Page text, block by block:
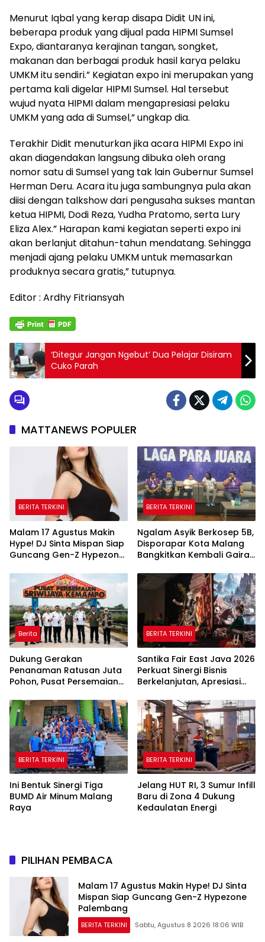
Menurut Iqbal yang kerap disapa Didit UN ini,
beberapa produk yang dijual pada HIPMI Sumsel
Expo, diantaranya kerajinan tangan, songket,
makanan dan berbagai produk hasil karya pelaku
UMKM itu sendiri.” Kegiatan expo ini merupakan yang
pertama kali digelar HIPMI Sumsel. Hal tersebut
wujud nyata HIPMI dalam mengapresiasi pelaku
UMKM yang ada di Sumsel,” ungkap dia.
Terakhir Didit menuturkan jika acara HIPMI Expo ini
akan diagendakan langsung dibuka oleh orang
nomor satu di Sumsel yang tak lain Gubernur Sumsel
Herman Deru. Acara itu juga sambungnya pula akan
diisi dengan talkshow dari pengusaha sukses mantan
ketua HIPMI, Dodi Reza, Yudha Pratomo, serta Lury
Eliza Alex.” Harapan kami kegiatan seperti expo ini
akan berlanjut ditahun-tahun mendatang. Sehingga
menjadi ajang pelaku UMKM untuk memasarkan
produknya secara gratis,” tutupnya.
Editor : Ardhy Fitriansyah
‘Ditegur Jangan Ngebut’ Dua Pelajar Disiram
Cuko Parah
MATTANEWS POPULER
BERITA TERKINI
Malam 17 Agustus Makin
Hype! DJ Sinta Mispan Siap
Guncang Gen-Z Hypezone
BERITA TERKINI
Ngalam Asyik Berkosep 5B,
Disporapar Kota Malang
Bangkitkan Kembali Gairah
Berita
Dukung Gerakan
Penanaman Ratusan Juta
Pohon, Pusat Persemaian
Perkuat Jaringan
Persemaian Nasional*
BERITA TERKINI
Santika Fair East Java 2026
Perkuat Sinergi Bisnis
Berkelanjutan, Apresiasi
Corporate Award
BERITA TERKINI
Ini Bentuk Sinergi Tiga
BUMD Air Minum Malang
Raya
BERITA TERKINI
Jelang HUT RI, 3 Sumur Infill
Baru di Zona 4 Dukung
Kedaulatan Energi
PILIHAN PEMBACA
Malam 17 Agustus Makin Hype! DJ Sinta
Mispan Siap Guncang Gen-Z Hypezone
Palembang
BERITA TERKINI Sabtu, Agustus 8 2026 18:06 WIB